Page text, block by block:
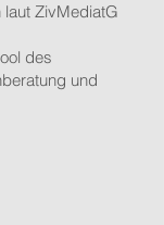
laut ZivMediatG
des
und